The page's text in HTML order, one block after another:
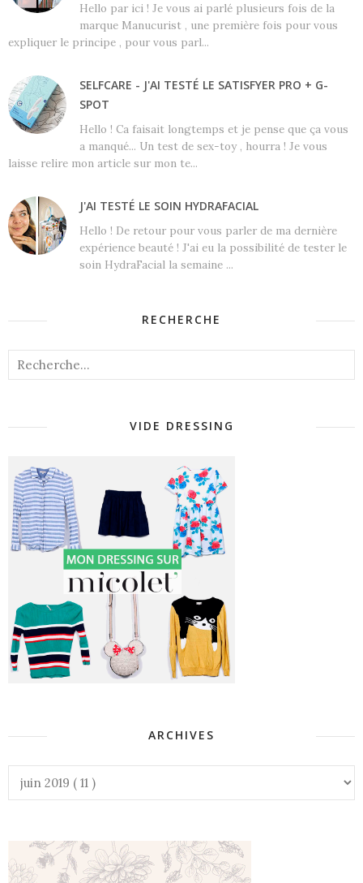
Hello par ici ! Je vous ai parlé plusieurs fois de la
marque Manucurist , une première fois pour vous
expliquer le principe , pour vous parl...
SELFCARE - J'AI TESTÉ LE SATISFYER PRO + G-
SPOT
Hello ! Ca faisait longtemps et je pense que ça vous
a manqué... Un test de sex-toy , hourra ! Je vous
laisse relire mon article sur mon te...
J'AI TESTÉ LE SOIN HYDRAFACIAL
Hello ! De retour pour vous parler de ma dernière
expérience beauté ! J'ai eu la possibilité de tester le
soin HydraFacial la semaine ...
RECHERCHE
VIDE DRESSING
ARCHIVES